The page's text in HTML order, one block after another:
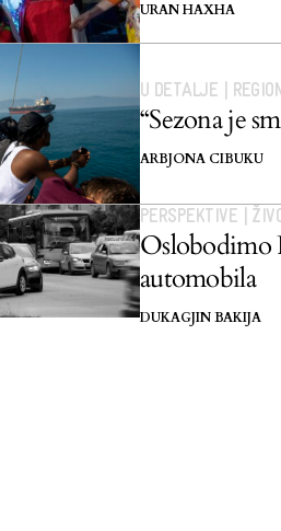
URAN HAXHA
U DETALJE
“Sezona je
ARBJONA CIBUKU
PERSPEKTIVE
Oslobodimo
automobila
DUKAGJIN BAKIJA